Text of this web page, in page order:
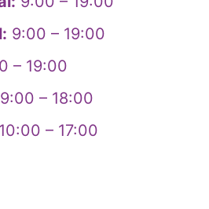
9:00 – 19:00
– 19:00
9:00 – 18:00
10:00 – 17:00